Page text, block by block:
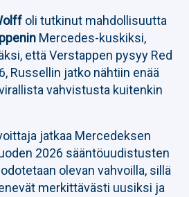
oli tutkinut mahdollisuutta
Mercedes-kuskiksi,
että Verstappen pysyy Red
Russellin jatko nähtiin enää
vahvistusta kuitenkin
jatkaa Mercedeksen
2026 sääntöuudistusten
olevan vahvoilla, sillä
merkittävästi uusiksi ja